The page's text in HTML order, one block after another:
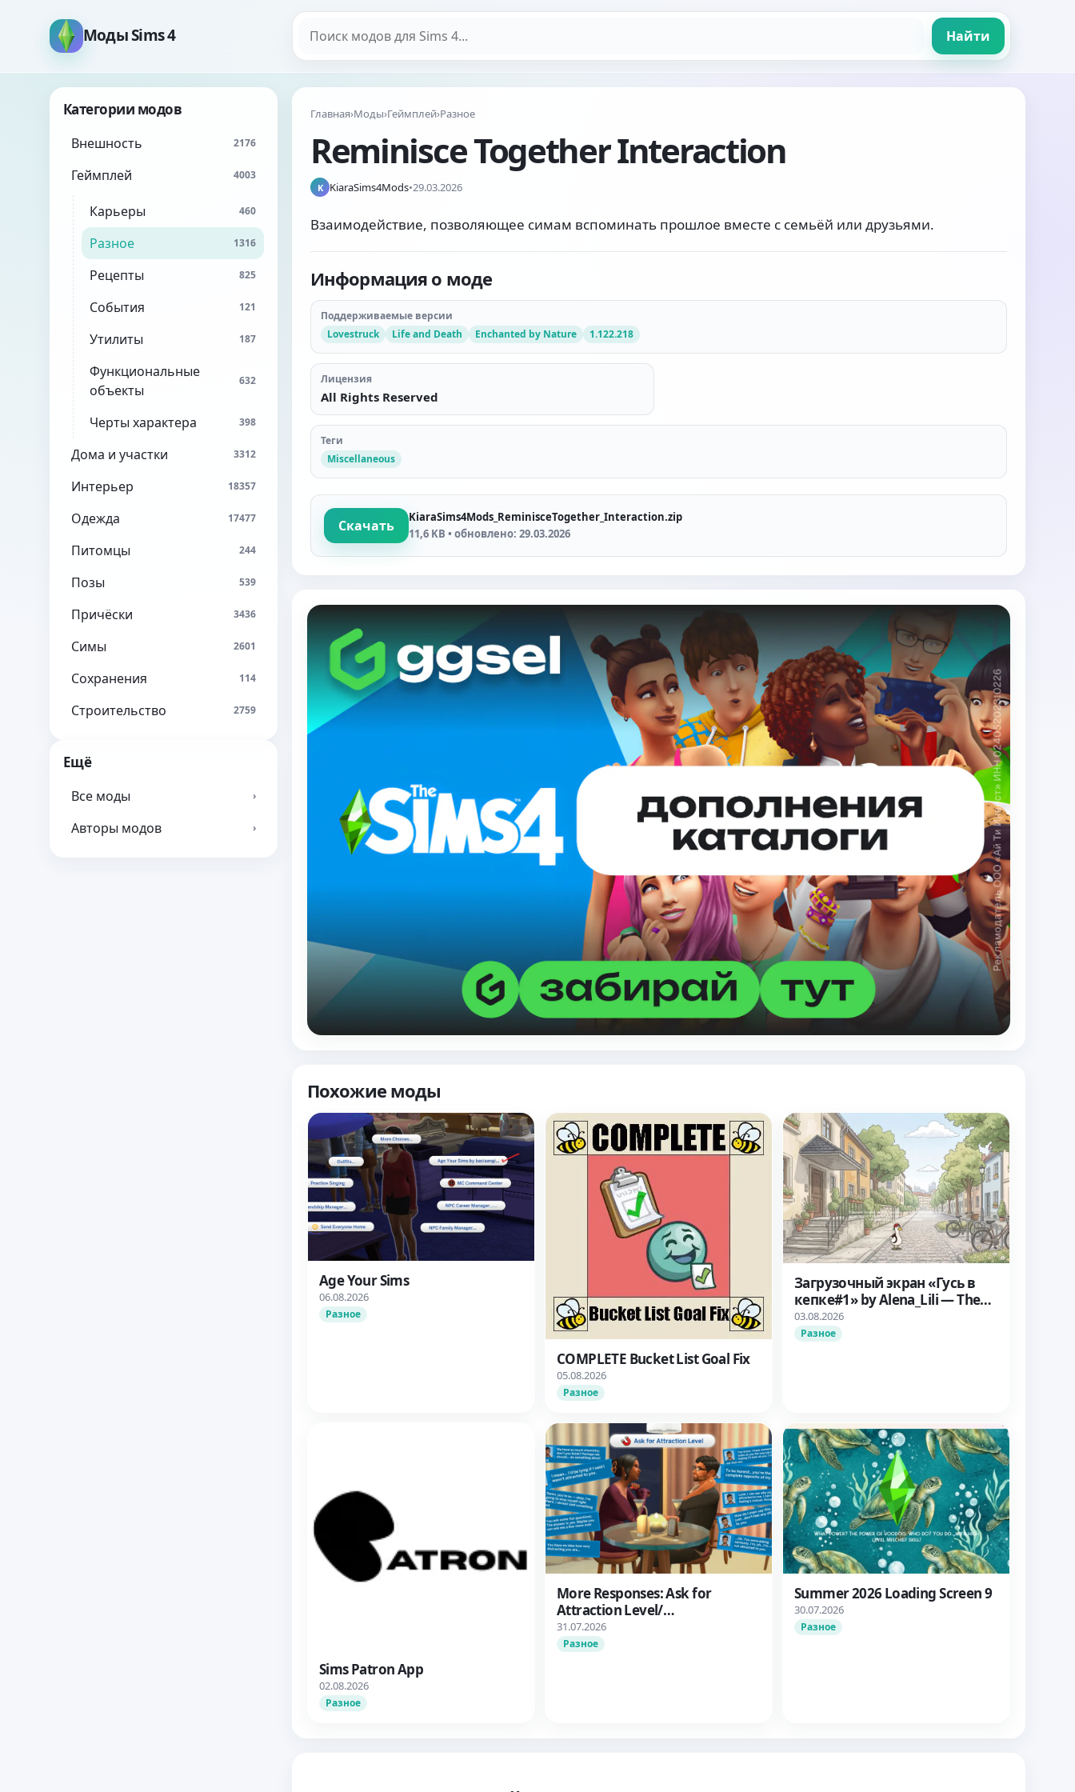
Моды Sims 4 Найти
Категории модов
Внешность 2176
Геймплей 4003
Карьеры 460
Разное 1316
Рецепты 825
События 121
Утилиты 187
Функциональные
объекты
632
Черты характера 398
Дома и участки 3312
Интерьер 18357
Одежда 17477
Питомцы 244
Позы 539
Причёски 3436
Симы 2601
Сохранения 114
Строительство 2759
Ещё
Все моды ›
Авторы модов ›
Главная›Моды›Геймплей›Разное
Reminisce Together Interaction
K KiaraSims4Mods•29.03.2026
Взаимодействие, позволяющее симам вспоминать прошлое вместе с семьёй или друзьями.
Информация о моде
Поддерживаемые версии
Lovestruck
Life and Death Enchanted by Nature 1.122.218
Лицензия
All Rights Reserved
Теги
Miscellaneous
Скачать
KiaraSims4Mods_ReminisceTogether_Interaction.zip
11,6 KB • обновлено: 29.03.2026
Похожие моды
Age Your Sims
06.08.2026
Разное
COMPLETE Bucket List Goal Fix
05.08.2026
Разное
Загрузочный экран «Гусь в
кепке#1» by Alena_Lili — The
Sims 4
03.08.2026
Разное
Sims Patron App
02.08.2026
Разное
More Responses: Ask for
Attraction Level/
Дополнительные варианты
ответа: Узнать об уровне
31.07.2026
Разное
Summer 2026 Loading Screen 9
30.07.2026
Разное